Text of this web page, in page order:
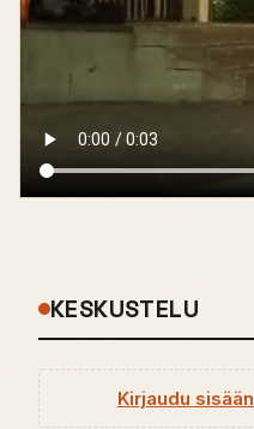
KESKUSTELU
Kirjaudu sisään